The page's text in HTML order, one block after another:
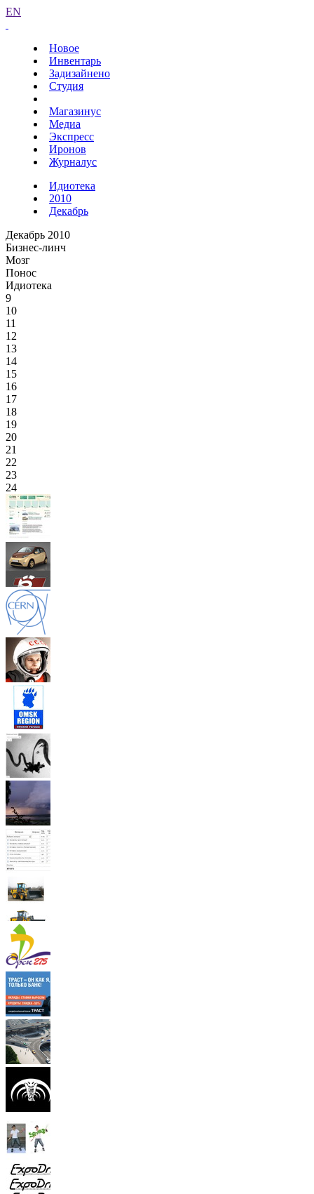
EN
Новое
Инвентарь
Задизайнено
Студия
Магазинус
Медиа
Экспресс
Иронов
Журналус
Идиотека
2010
Декабрь
Декабрь 2010
Бизнес-линч
Мозг
Понос
Идиотека
9
10
11
12
13
14
15
16
17
18
19
20
21
22
23
24